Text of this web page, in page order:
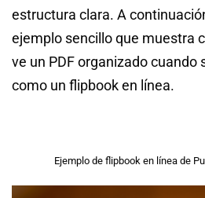
estructura clara. A
ejemplo sencillo que muestra
ve un PDF organizado cuando
como un flipbook en línea.
Ejemplo de flipbook en línea de